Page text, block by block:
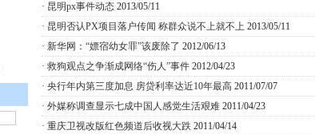
· 昆明px事件动态 2013/05/11
· 昆明否认PX项目落户传闻 称群众说不上就不上 2013/05/11
· 新华网：“嫖宿幼女罪”该废除了 2012/06/13
· 救狗观点之争渐成网络“伤人”事件 2012/04/23
· 央行年内第三度加息 房贷利率达近10年最高 2011/07/07
· 外媒称调查显示七成中国人感觉生活艰难 2011/04/23
· 重庆卫视改版红色频道后收视大跌 2011/04/14